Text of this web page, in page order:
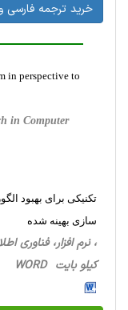
خرید ترجمه فارسی
in perspective to
in Computer
سازی بهینه شده
کیلو بایت WORD